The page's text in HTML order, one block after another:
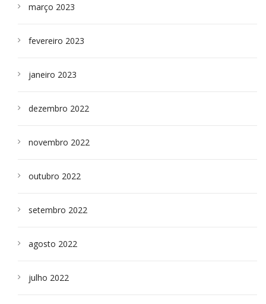
março 2023
fevereiro 2023
janeiro 2023
dezembro 2022
novembro 2022
outubro 2022
setembro 2022
agosto 2022
julho 2022